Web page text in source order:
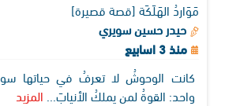
مَوَاردُ الهَلَكَة [قصة قصيرة]
حيدر حسين سويري
منذ 3 اسابيع
كانت الوحوشُ لا تعرفُ في حياتها
واحد: القوةُ لمن يملكُ الأنيابَ...
المزيد